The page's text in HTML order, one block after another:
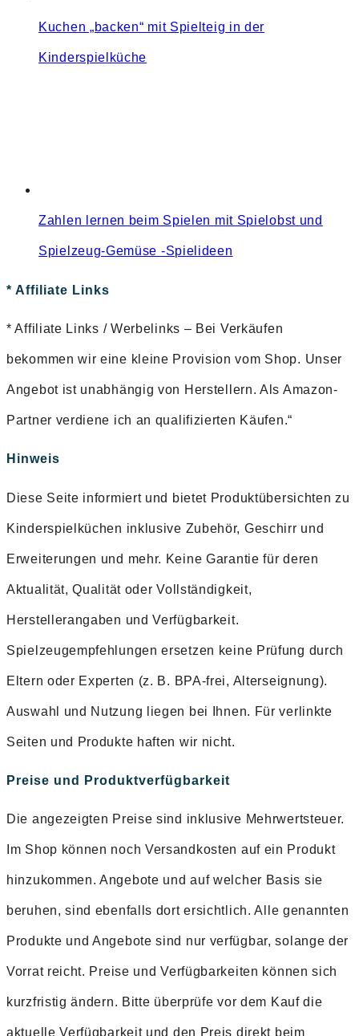
Kuchen „backen“ mit Spielteig in der
Kinderspielküche
Zahlen lernen beim Spielen mit Spielobst und
Spielzeug-Gemüse -Spielideen
* Affiliate Links
* Affiliate Links / Werbelinks – Bei Verkäufen
bekommen wir eine kleine Provision vom Shop. Unser
Angebot ist unabhängig von Herstellern. Als Amazon-
Partner verdiene ich an qualifizierten Käufen.“
Hinweis
Diese Seite informiert und bietet Produktübersichten zu
Kinderspielküchen inklusive Zubehör, Geschirr und
Erweiterungen und mehr. Keine Garantie für deren
Aktualität, Qualität oder Vollständigkeit,
Herstellerangaben und Verfügbarkeit.
Spielzeugempfehlungen ersetzen keine Prüfung durch
Eltern oder Experten (z. B. BPA-frei, Alterseignung).
Auswahl und Nutzung liegen bei Ihnen. Für verlinkte
Seiten und Produkte haften wir nicht.
Preise und Produktverfügbarkeit
Die angezeigten Preise sind inklusive Mehrwertsteuer.
Im Shop können noch Versandkosten auf ein Produkt
hinzukommen. Angebote und auf welcher Basis sie
beruhen, sind ebenfalls dort ersichtlich. Alle genannten
Produkte und Angebote sind nur verfügbar, solange der
Vorrat reicht. Preise und Verfügbarkeiten können sich
kurzfristig ändern. Bitte überprüfe vor dem Kauf die
aktuelle Verfügbarkeit und den Preis direkt beim